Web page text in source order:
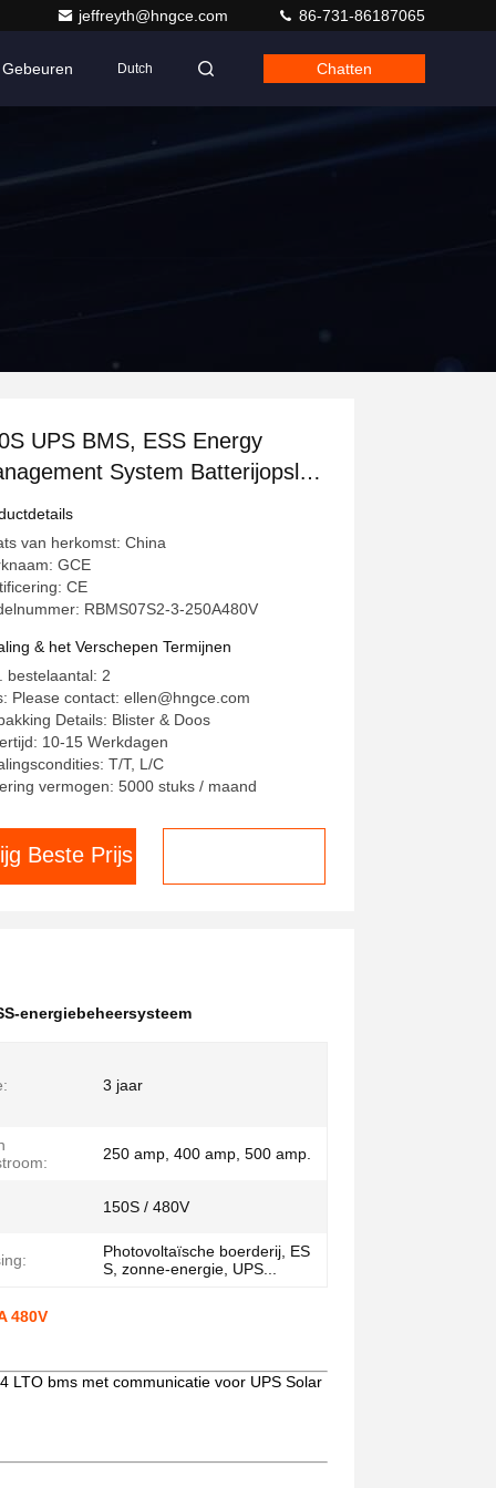
jeffreyth@hngce.com 86-731-86187065
Gebeuren Dutch Chatten
UPS BMS, ESS Energy
System Batterijopslag
480V
van herkomst: China
GCE
CE
RBMS07S2-3-250A480V
& het Verschepen Termijnen
bestelaantal: 2
Please contact: ellen@hngce.com
Details: Blister & Doos
10-15 Werkdagen
T/T, L/C
vermogen: 5000 stuks / maand
Beste Prijs
energiebeheersysteem
3 jaar
250 amp, 400 amp, 500 amp.
150S / 480V
Photovoltaïsche boerderij, ES
S, zonne-energie, UPS...
480V
LTO bms met communicatie voor UPS Solar